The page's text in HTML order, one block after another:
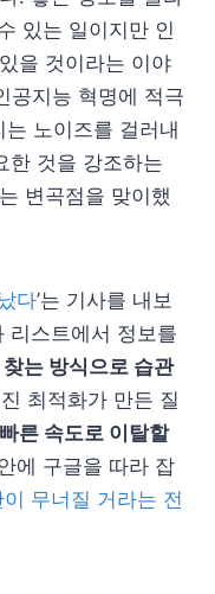
있는 일이지만 인
을 것이라는 이야
공지능 혁명에 적극
는 노이즈를 걸러내
한 것을 강조하는
변곡점을 맞이했
다’는 기사를 내보
리스트에서 정보를
는 방식으로 습관
최적화가 만든 질
빠른 속도로 이탈할
에 구글을 따라 잡
무너질 거라는 전